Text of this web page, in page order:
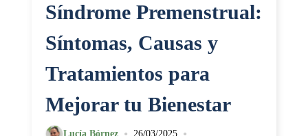
Síndrome Premenstrual:
Síntomas, Causas y
Tratamientos para
Mejorar tu Bienestar
Lucía Bórnez 26/03/2025